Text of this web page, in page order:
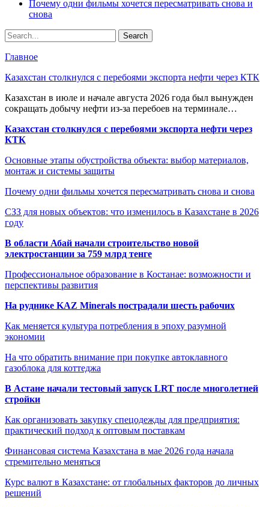
Почему одни фильмы хочется пересматривать снова и
снова
Главное
Казахстан столкнулся с перебоями экспорта нефти через КТК
Казахстан в июле и начале августа 2026 года был вынужден
сокращать добычу нефти из-за перебоев на терминале…
Казахстан столкнулся с перебоями экспорта нефти через
КТК
Основные этапы обустройства объекта: выбор материалов,
монтаж и системы защиты
Почему одни фильмы хочется пересматривать снова и снова
СЗЗ для новых объектов: что изменилось в Казахстане в 2026
году
В области Абай начали строительство новой
электростанции за 759 млрд тенге
Профессиональное образование в Костанае: возможности и
перспективы развития
На руднике KAZ Minerals пострадали шесть рабочих
Как меняется культура потребления в эпоху разумной
экономии
На что обратить внимание при покупке автоклавного
газоблока для коттеджа
В Астане начали тестовый запуск LRT после многолетней
стройки
Как организовать закупку спецодежды для предприятия:
практический подход к оптовым поставкам
Финансовая система Казахстана в мае 2026 года начала
стремительно меняться
Курс валют в Казахстане: от глобальных факторов до личных
решений